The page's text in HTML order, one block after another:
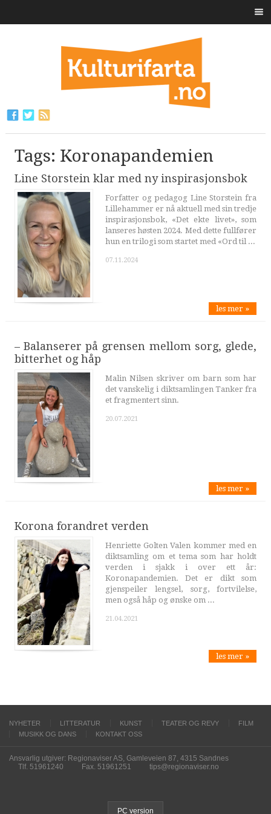
Tags: Koronapandemien
Line Storstein klar med ny inspirasjonsbok
Forfatter og pedagog Line Storstein fra
Lillehammer er nå aktuell med sin tredje
inspirasjonsbok, «Det ekte livet», som
lanseres høsten 2024. Med dette fullfører
hun en trilogi som startet med «Ord til ...
07.11.2024
les mer »
– Balanserer på grensen mellom sorg, glede,
bitterhet og håp
Malin Nilsen skriver om barn som har
det vanskelig i diktsamlingen Tanker fra
et fragmentert sinn.
20.07.2021
les mer »
Korona forandret verden
Henriette Golten Valen kommer med en
diktsamling om et tema som har holdt
verden i sjakk i over ett år:
Koronapandemien. Det er dikt som
gjenspeiler lengsel, sorg, fortvilelse,
men også håp og ønske om ...
21.04.2021
les mer »
NYHETER LITTERATUR KUNST TEATER OG REVY
FILM
MUSIKK OG DANS
KONTAKT OSS
Ansvarlig utgiver: Regionaviser AS, Gamleveien 87, 4315 Sandnes
Tlf. 51961240
Fax. 51961251 tips@regionaviser.no
PC version